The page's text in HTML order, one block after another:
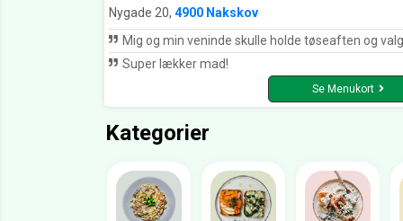
Nygade 20, 4900 Nakskov
Mig og min veninde skulle holde tøseaften og valgte at bestille sushi. Vi bestilte en påske party menu med 70 stk samt tangsalat og edemamebønner. Vi får et opkald lidt senere på aftenen da der var problemer med riskogeren og derfor ville de informere det blev en halv time forsinket. Vi kommer og afhenter maden med super god service og havde fået en ekstra tangsalat med gratis pga forsinkelsen. Den unge dreng er super dygtig og god til at give kunderne en dejlig oplevelse hver eneste gang man bestiller hos fu. Maden var som altid velforberedt og smagte utrolig godt.
Super lækker mad!
Se Menukort
Kategorier